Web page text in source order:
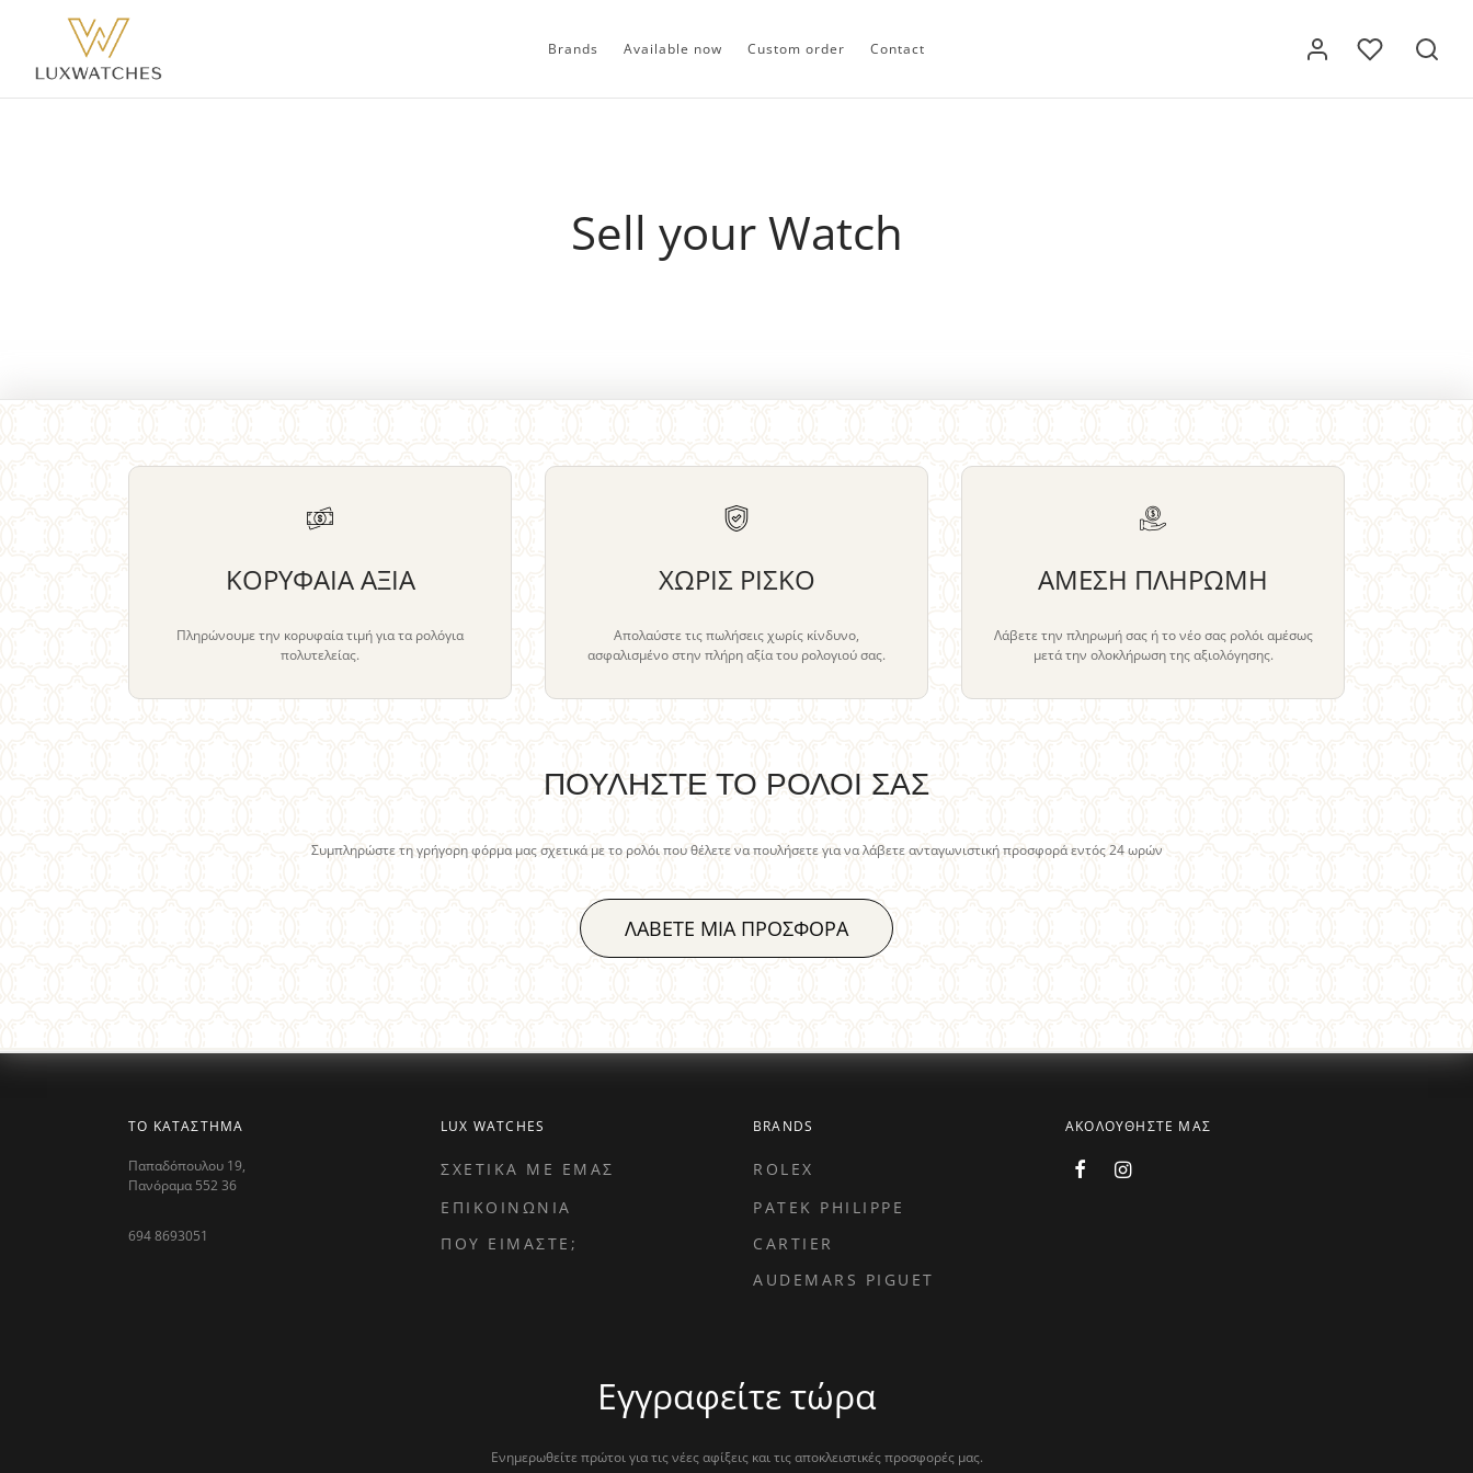
Brands Available now Custom order Contact
Sell your Watch
ΚΟΡΥΦΑΙΑ ΑΞΙΑ
Πληρώνουμε την κορυφαία τιμή για τα ρολόγια
πολυτελείας.
ΧΩΡΙΣ ΡΙΣΚΟ
Απολαύστε τις πωλήσεις χωρίς κίνδυνο,
ασφαλισμένο στην πλήρη αξία του ρολογιού σας.
ΑΜΕΣΗ ΠΛΗΡΩΜΗ
Λάβετε την πληρωμή σας ή το νέο σας ρολόι αμέσως
μετά την ολοκλήρωση της αξιολόγησης.
ΠΟΥΛΗΣΤΕ ΤΟ ΡΟΛΟΙ ΣΑΣ
Συμπληρώστε τη γρήγορη φόρμα μας σχετικά με το ρολόι που θέλετε να πουλήσετε για να λάβετε ανταγωνιστική προσφορά εντός 24 ωρών
ΛΑΒΕΤΕ ΜΙΑ ΠΡΟΣΦΟΡΑ
ΤΟ ΚΑΤΑΣΤΗΜΑ
Παπαδόπουλου 19,
Πανόραμα 552 36
694 8693051
LUX WATCHES
ΣΧΕΤΙΚΑ ΜΕ ΕΜΑΣ
ΕΠΙΚΟΙΝΩΝΙΑ
ΠΟΥ ΕΙΜΑΣΤΕ;
BRANDS
ROLEX
PATEK PHILIPPE
CARTIER
AUDEMARS PIGUET
ΑΚΟΛΟΥΘΗΣΤΕ ΜΑΣ
Εγγραφείτε τώρα
Ενημερωθείτε πρώτοι για τις νέες αφίξεις και τις αποκλειστικές προσφορές μας.